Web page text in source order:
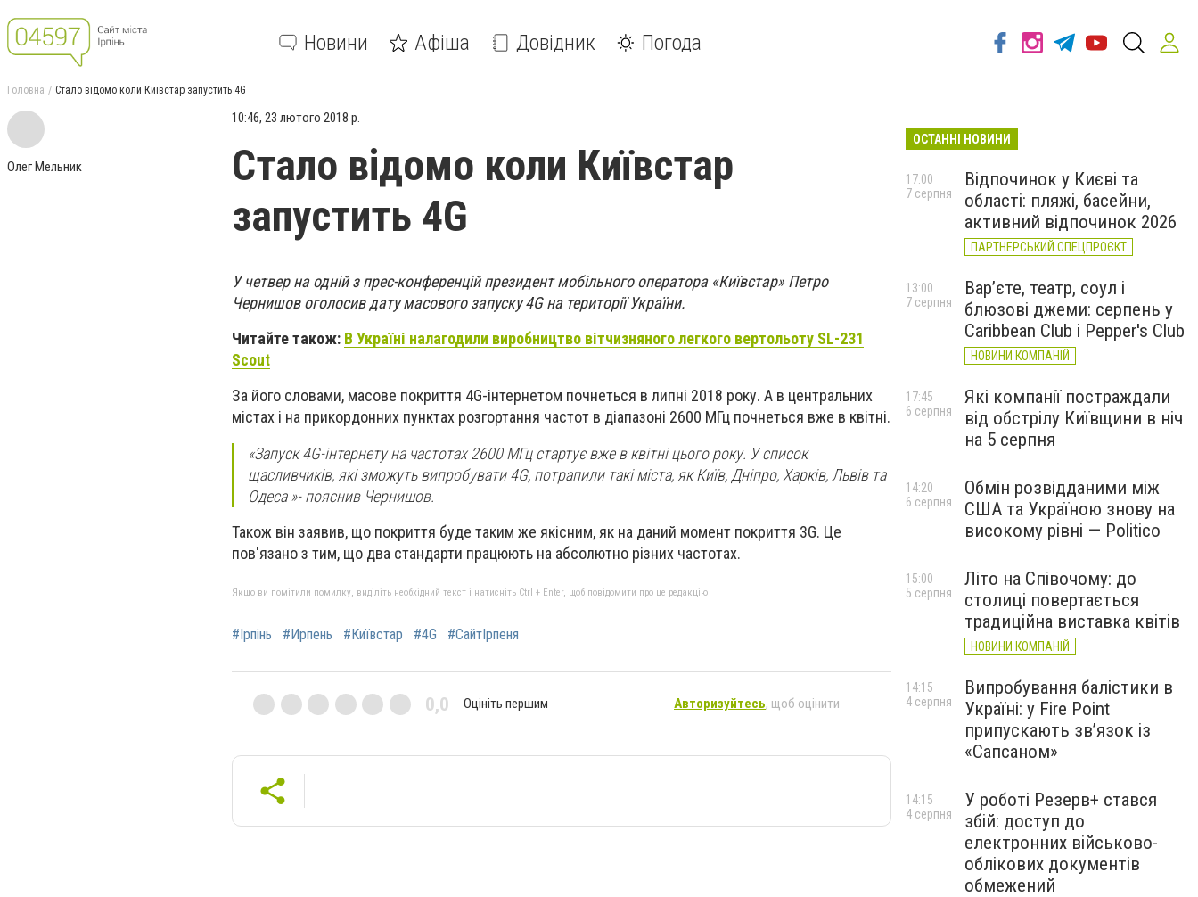
Новини Афіша Довідник Погода
Головна Стало відомо коли Київстар запустить 4G
Олег Мельник
10:46, 23 лютого 2018 р.
Стало відомо коли Київстар
запустить 4G
У четвер на одній з прес-конференцій президент мобільного оператора «Київстар» Петро
Чернишов оголосив дату масового запуску 4G на території України.
Читайте також: В Україні налагодили виробництво вітчизняного легкого вертольоту SL-231
Scout
За його словами, масове покриття 4G-інтернетом почнеться в липні 2018 року. А в центральних
містах і на прикордонних пунктах розгортання частот в діапазоні 2600 МГц почнеться вже в квітні.
«Запуск 4G-інтернету на частотах 2600 МГц стартує вже в квітні цього року. У список
щасливчиків, які зможуть випробувати 4G, потрапили такі міста, як Київ, Дніпро, Харків, Львів та
Одеса »- пояснив Чернишов.
Також він заявив, що покриття буде таким же якісним, як на даний момент покриття 3G. Це
пов'язано з тим, що два стандарти працюють на абсолютно різних частотах.
Якщо ви помітили помилку, виділіть необхідний текст і натисніть Ctrl + Enter, щоб повідомити про це редакцію
#Ірпінь #Ирпень #Київстар #4G #СайтІрпеня
0,0 Оцініть першим Авторизуйтесь, щоб оцінити
ОСТАННІ НОВИНИ
Відпочинок у Києві та
області: пляжі, басейни,
активний відпочинок 2026
ПАРТНЕРСЬКИЙ СПЕЦПРОЄКТ
17:00
7 серпня
Вар’єте, театр, соул і
блюзові джеми: серпень у
Caribbean Club і Pepper's Club
НОВИНИ КОМПАНІЙ
13:00
7 серпня
Які компанії постраждали
від обстрілу Київщини в ніч
на 5 серпня
17:45
6 серпня
Обмін розвідданими між
США та Україною знову на
високому рівні — Politico
14:20
6 серпня
Літо на Співочому: до
столиці повертається
традиційна виставка квітів
НОВИНИ КОМПАНІЙ
15:00
5 серпня
Випробування балістики в
Україні: у Fire Point
припускають зв’язок із
«Сапсаном»
14:15
4 серпня
У роботі Резерв+ стався
збій: доступ до
електронних військово-
облікових документів
обмежений
14:15
4 серпня